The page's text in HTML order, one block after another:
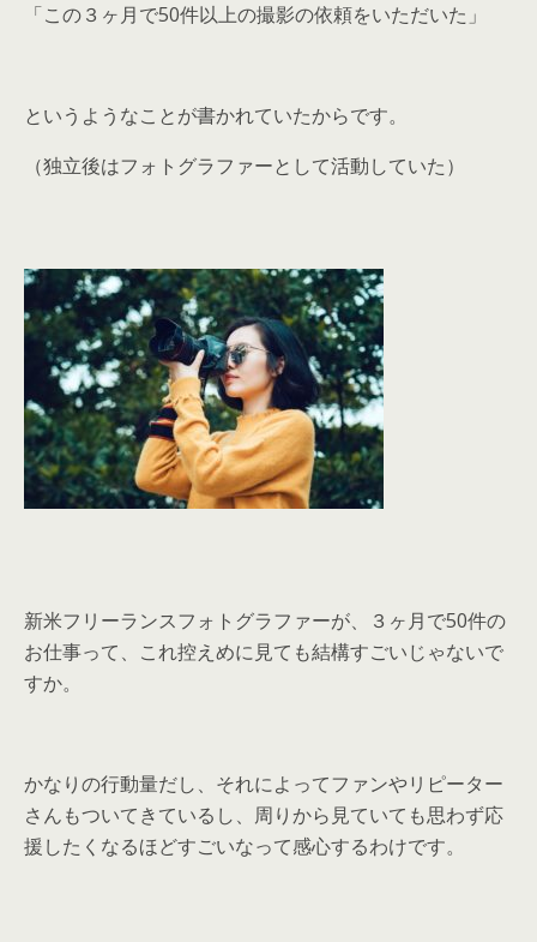
「この３ヶ月で50件以上の撮影の依頼をいただいた」
というようなことが書かれていたからです。
（独立後はフォトグラファーとして活動していた）
新米フリーランスフォトグラファーが、３ヶ月で50件の
お仕事って、これ控えめに見ても結構すごいじゃないで
すか。
かなりの行動量だし、それによってファンやリピーター
さんもついてきているし、周りから見ていても思わず応
援したくなるほどすごいなって感心するわけです。